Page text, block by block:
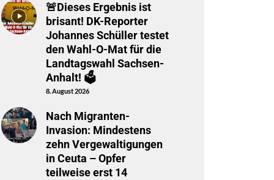
🚨Dieses Ergebnis ist
brisant! DK-Reporter
Johannes Schüller testet
den Wahl-O-Mat für die
Landtagswahl Sachsen-
Anhalt! 🗳️
8. August 2026
Nach Migranten-
Invasion: Mindestens
zehn Vergewaltigungen
in Ceuta – Opfer
teilweise erst 14